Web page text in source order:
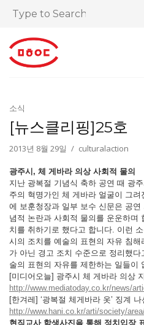
소식
[뉴스클리핑]25호
2013년 8월 29일 culturalaction
광주시, 체 게바라 의상 사회적 물의
지난 광복절 기념식 축하 공연 때 광
주의 혁명가인 체 게바라 얼굴이 그
에 보훈청장과 일부 보수 신문은 공
념적 논란과 사회적 물의를 운운하며
치를 취하기로 했다고 합니다. 이런
시의 조치를 예술의 표현의 자유 침
가 아닌 경고 조치 수준으로 정리했
술의 표현의 자유를 제한하는 일들이
[미디어오늘] 광주시 체 게바라 의상
http://www.mediatoday.co.kr/news/
[한겨레] ‘광복절 체게바라 옷’ 징계 나
http://www.hani.co.kr/arti/society/
현직교사 학생사진을 통해 정치입장